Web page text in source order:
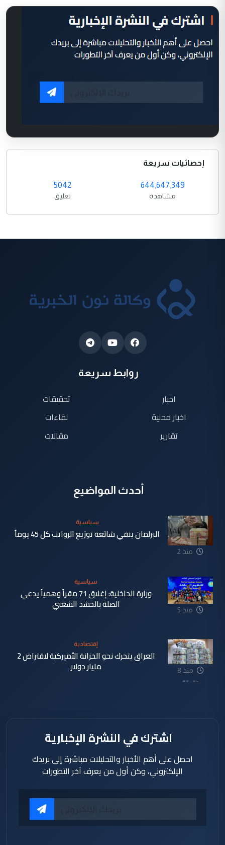
إحصائيات سريعة
644,647,349
مشاهدة
5042
تعليق
روابط سريعة
اخبار
اخبار محلية
تقارير
تحقيقات
لقاءات
مقالات
أحدث المواضيع
منذ 2
سياسية
البرلمان ينفي شائعة توزيع الرواتب كل 45 يوماً
منذ 5
سياسية
وزارة الداخلية: إغلاق 71 مقراً وهمياً يدعي
الصلة بالحشد الشعبي
منذ 8
دقيقة
إقتصادية
العراق يتحرك نحو الخزانة الأميركية لاقتراض 2
مليار دولار
اشترك في النشرة الإخبارية
احصل على أهم الأخبار والتحليلات مباشرة إلى بريدك
الإلكتروني، وكن أول من يعرف آخر التطورات